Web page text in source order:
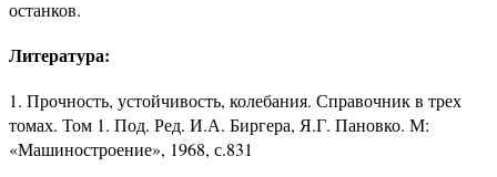
останков.
Литература:
1. Прочность, устойчивость, колебания. Справочник в трех
томах. Том 1. Под. Ред. И.А. Биргера, Я.Г. Пановко. М:
«Машиностроение», 1968, с.831